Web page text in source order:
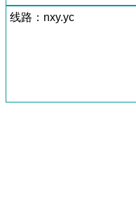
线路：nxy.yc